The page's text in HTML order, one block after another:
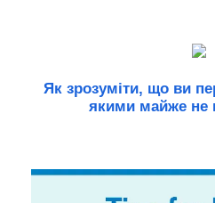
Як зрозуміти, що ви
якими майже не